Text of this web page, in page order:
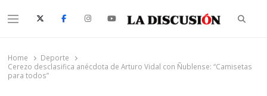
Menu
Home
Deporte
Cerezo desclasifica anécdota de Arturo Vidal con Ñublense: “Camisetas
para todos”